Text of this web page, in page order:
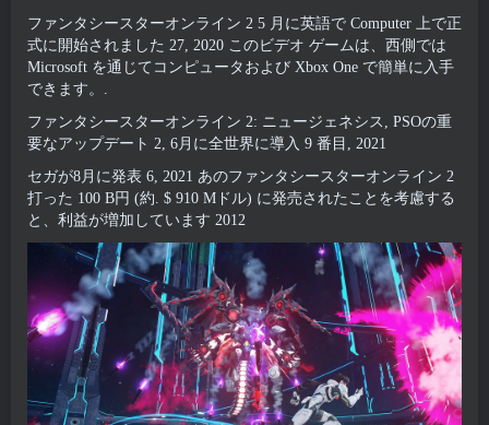
ファンタシースターオンライン 2 5 月に英語で Computer 上で正
式に開始されました 27, 2020 このビデオ ゲームは、西側では
Microsoft を通じてコン​​ピュータおよび Xbox One で簡単に入手
できます。.
ファンタシースターオンライン 2: ニュージェネシス, PSOの重
要なアップデート 2, 6月に全世界に導入 9 番目, 2021
セガが8月に発表 6, 2021 あのファンタシースターオンライン 2
打った 100 B円 (約. $ 910 Mドル) に発売されたことを考慮する
と、利益が増加しています 2012